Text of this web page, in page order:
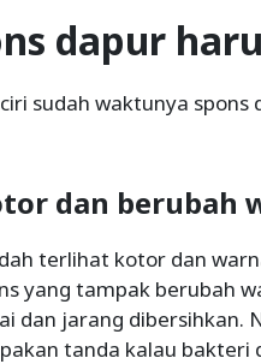
dapur
sudah waktunya spons
dan berubah
terlihat kotor dan
yang tampak berubah
dan jarang dibersihkan.
tanda kalau bakteri